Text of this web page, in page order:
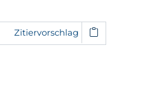
Zitiervorschlag